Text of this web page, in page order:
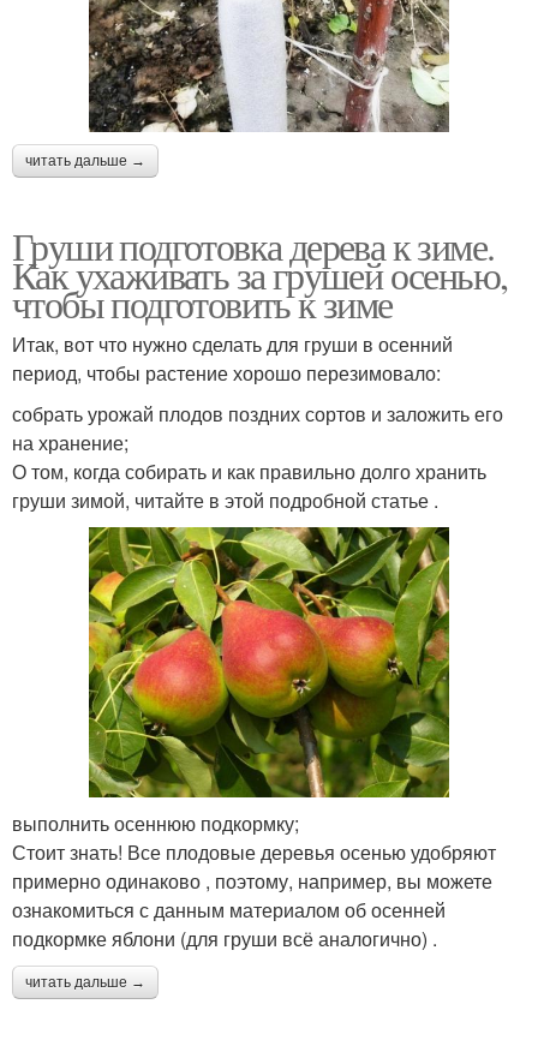
читать дальше →
Груши подготовка дерева к зиме.
Как ухаживать за грушей осенью,
чтобы подготовить к зиме
Итак, вот что нужно сделать для груши в осенний
период, чтобы растение хорошо перезимовало:
собрать урожай плодов поздних сортов и заложить его
на хранение;
О том, когда собирать и как правильно долго хранить
груши зимой, читайте в этой подробной статье .
выполнить осеннюю подкормку;
Стоит знать! Все плодовые деревья осенью удобряют
примерно одинаково , поэтому, например, вы можете
ознакомиться с данным материалом об осенней
подкормке яблони (для груши всё аналогично) .
читать дальше →